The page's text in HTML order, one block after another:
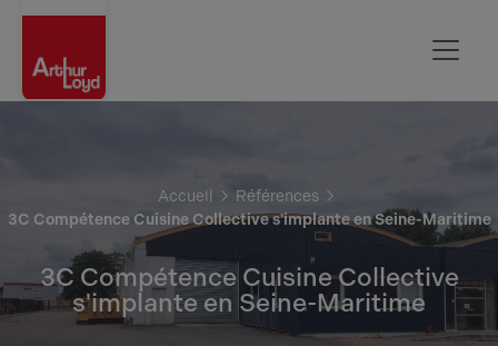
Accueil
Références
3C Compétence Cuisine Collective s'implante en Seine-Maritime
3C Compétence Cuisine Collective
s'implante en Seine-Maritime